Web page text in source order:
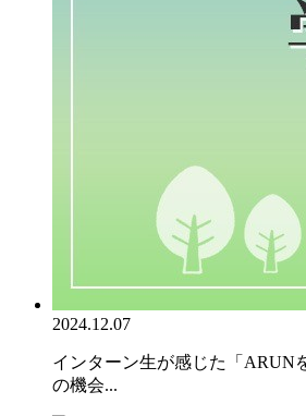
2024.12.07
インターン生が感じた「ARUN
の機会...